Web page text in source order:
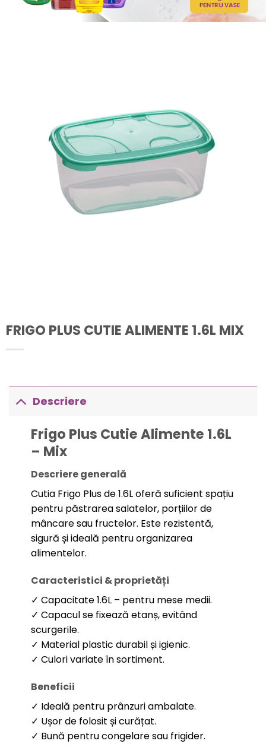
FRIGO PLUS CUTIE ALIMENTE 1.6L MIX
Descriere
Frigo Plus Cutie Alimente 1.6L
– Mix
Descriere generală
Cutia Frigo Plus de 1.6L oferă suficient spațiu
pentru păstrarea salatelor, porțiilor de
mâncare sau fructelor. Este rezistentă,
sigură și ideală pentru organizarea
alimentelor.
Caracteristici & proprietăți
✓ Capacitate 1.6L – pentru mese medii.
✓ Capacul se fixează etanș, evitând
scurgerile.
✓ Material plastic durabil și igienic.
✓ Culori variate în sortiment.
Beneficii
✓ Ideală pentru prânzuri ambalate.
✓ Ușor de folosit și curățat.
✓ Bună pentru congelare sau frigider.